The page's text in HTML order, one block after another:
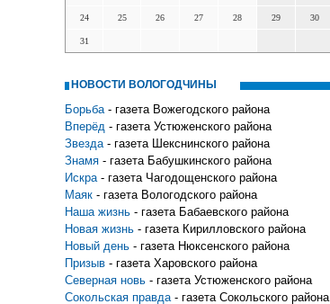
24 25 26 27 28 29 30
31
НОВОСТИ ВОЛОГОДЧИНЫ
Борьба - газета Вожегодского района
Вперёд - газета Устюженского района
Звезда - газета Шекснинского района
Знамя - газета Бабушкинского района
Искра - газета Чагодощенского района
Маяк - газета Вологодского района
Наша жизнь - газета Бабаевского района
Новая жизнь - газета Кирилловского района
Новый день - газета Нюксенского района
Призыв - газета Харовского района
Северная новь - газета Устюженского района
Сокольская правда - газета Сокольского района